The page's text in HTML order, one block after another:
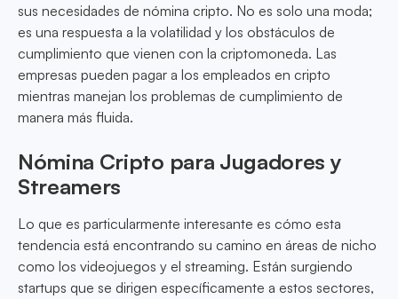
sus necesidades de nómina cripto. No es solo una moda;
es una respuesta a la volatilidad y los obstáculos de
cumplimiento que vienen con la criptomoneda. Las
empresas pueden pagar a los empleados en cripto
mientras manejan los problemas de cumplimiento de
manera más fluida.
Nómina Cripto para Jugadores y
Streamers
Lo que es particularmente interesante es cómo esta
tendencia está encontrando su camino en áreas de nicho
como los videojuegos y el streaming. Están surgiendo
startups que se dirigen específicamente a estos sectores,